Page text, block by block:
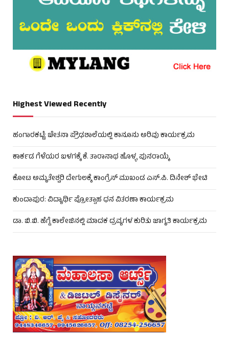
Highest Viewed Recently
ಹಂಗಾರಕಟ್ಟೆ: ಚೇತನಾ ಪ್ರೌಢಶಾಲೆಯಲ್ಲಿ ಕಾನೂನು ಅರಿವು ಕಾರ್ಯಕ್ರಮ
ಕಾರ್ಕಡ ಗೆಳೆಯರ ಬಳಗಕ್ಕೆ ಕೆ. ತಾರಾನಾಥ ಹೊಳ್ಳ ಪುನರಾಯ್ಕೆ
ಕೋಟ ಅಮೃತೇಶ್ವರಿ ದೇಗುಲಕ್ಕೆ ಕಾಂಗ್ರೆಸ್ ಮುಖಂಡ ಎಸ್.ಪಿ. ದಿನೇಶ್ ಭೇಟಿ
ಕುಂದಾಪುರ: ವಿದ್ಯಾರ್ಥಿ ಪ್ರೋತ್ಸಾಹ ಧನ ವಿತರಣಾ ಕಾರ್ಯಕ್ರಮ
ಡಾ. ಬಿ.ಬಿ. ಹೆಗ್ಡೆ ಕಾಲೇಜಿನಲ್ಲಿ ಮಾದಕ ದ್ರವ್ಯಗಳ ಕುರಿತು ಜಾಗೃತಿ ಕಾರ್ಯಕ್ರಮ